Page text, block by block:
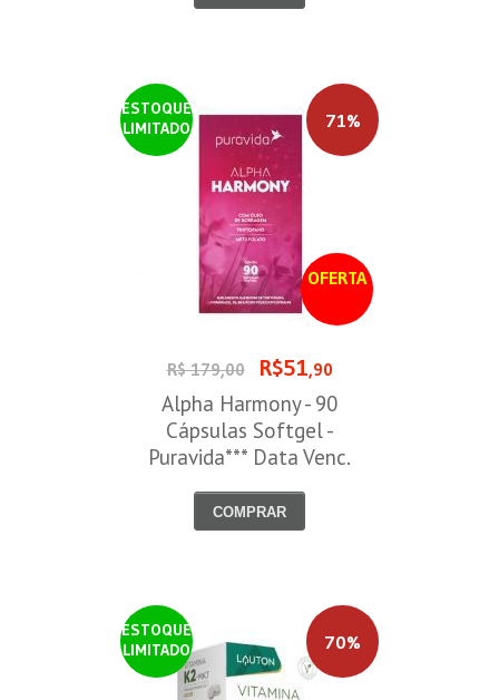
ESTOQUE
LIMITADO
OFERTA
71%
R$ 179,00 R$51,90
Alpha Harmony - 90
Cápsulas Softgel -
Puravida*** Data Venc.
COMPRAR
ESTOQUE
LIMITADO
70%